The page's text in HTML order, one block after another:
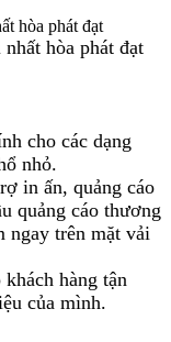
hòa phát đạt
cho các dạng
nhỏ.
in ấn, quảng cáo
quảng cáo thương
ngay trên mặt vải
hàng tận
của mình.